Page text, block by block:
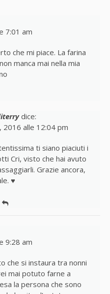
7:01 am
che mi piace. La farina
manca mai nella mia
dice:
2016 alle 12:04 pm
ti siano piaciuti i
Cri, visto che hai avuto
Grazie ancora,
♥
9:28 am
che si instaura tra nonni
mai potuto farne a
la persona che sono